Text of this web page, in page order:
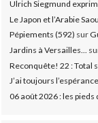
Ulrich Siegmund
Le Japon et l’Arabie
Pépiements (592) sur
Jardins à Versailles...
Reconquête! 22 : Total
J’ai toujours
06 août 2026 : les pieds